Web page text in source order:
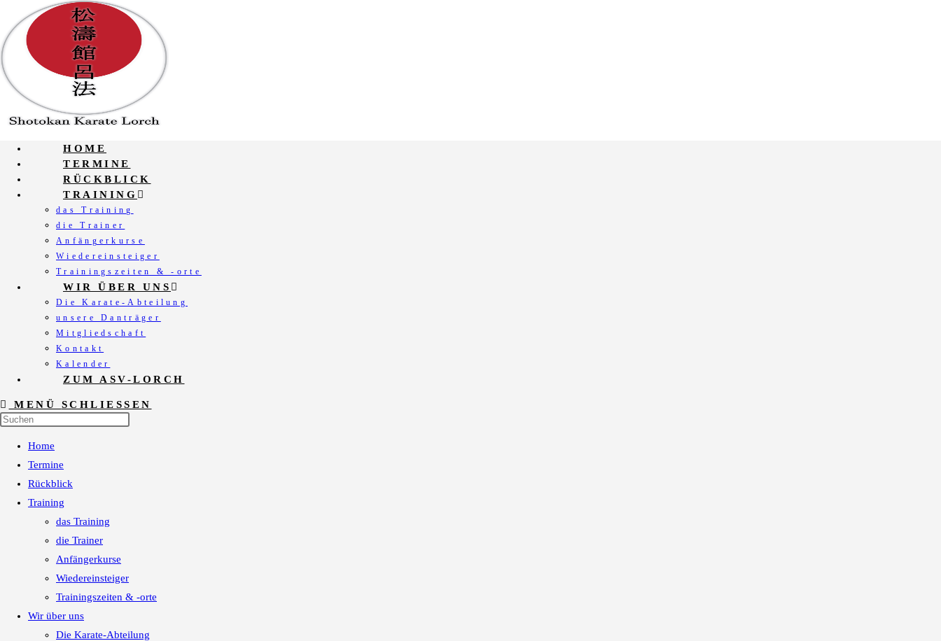
Inhalt
springen
HOME
TERMINE
RÜCKBLICK
TRAINING
das Training
die Trainer
Anfängerkurse
Wiedereinsteiger
Trainingszeiten & -orte
WIR ÜBER UNS
Die Karate-Abteilung
unsere Danträger
Mitgliedschaft
Kontakt
Kalender
ZUM ASV-LORCH
MENÜ SCHLIESSEN
Home
Termine
Rückblick
Training
das Training
die Trainer
Anfängerkurse
Wiedereinsteiger
Trainingszeiten & -orte
Wir über uns
Die Karate-Abteilung